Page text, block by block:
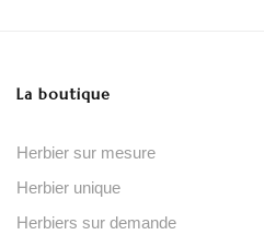
La boutique
Herbier sur mesure
Herbier unique
Herbiers sur demande